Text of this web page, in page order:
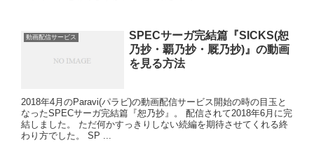
動画配信サービス
SPECサーガ完結篇『SICKS(恕
乃抄・覇乃抄・厩乃抄)』の動画
を見る方法
2018年4月のParavi(パラビ)の動画配信サービス開始の時の目玉と
なったSPECサーガ完結篇『恕乃抄』。 配信されて2018年6月に完
結しました。 ただ何かすっきりしない続編を期待させてくれる終
わり方でした。 SP ...